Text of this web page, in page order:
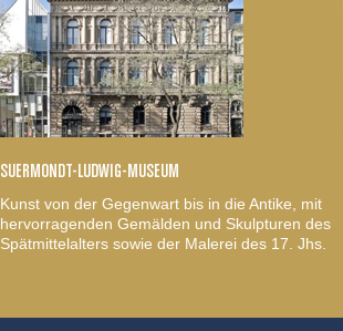
SUERMONDT-LUDWIG-MUSEUM
Kunst von der Gegenwart bis in die Antike, mit
hervorragenden Gemälden und Skulpturen des
Spätmittelalters sowie der Malerei des 17. Jhs.